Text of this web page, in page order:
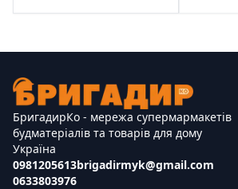
БригадирКо - мережа супермармакетів
будматеріалів та товарів для дому
Україна
0981205613
0633803976
brigadirmyk@gmail.com